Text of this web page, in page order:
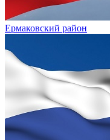
Ермаковский район